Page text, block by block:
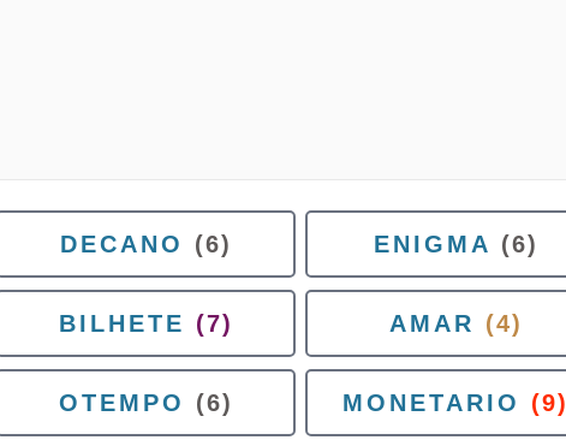
DECANO (6) ENIGMA (6)
BILHETE (7) AMAR (4)
OTEMPO (6) MONETARIO (9)